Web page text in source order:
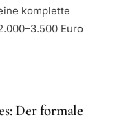
komplette
Euro
Der formale